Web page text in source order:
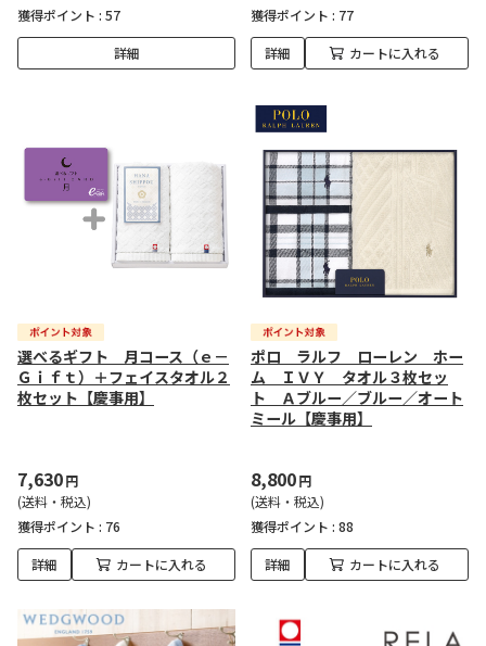
獲得ポイント : 57
詳細
獲得ポイント : 77
詳細 カートに入れる
選べるギフト 月コース（ｅ－
Ｇｉｆｔ）＋フェイスタオル２
枚セット【慶事用】
7,630円
(送料・税込)
獲得ポイント : 76
詳細 カートに入れる
ポロ ラルフ ローレン ホー
ム ＩＶＹ タオル３枚セッ
ト Ａブルー／ブルー／オート
ミール【慶事用】
8,800円
(送料・税込)
獲得ポイント : 88
詳細 カートに入れる